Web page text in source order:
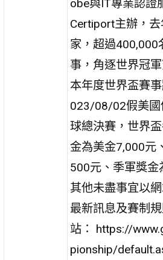
obe與IT專業認證
Certiport主辦，
家，超過400,000
事，角逐世界冠軍
本年度世界盃賽
023/08/02假美國
球總決賽，世界
金為美金7,000元
500元、季軍獎金
其他未盡事宜以
最新訊息及賽制
站： https://
pionship/